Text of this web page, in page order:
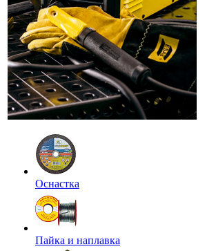
Оснастка
Пайка и наплавка